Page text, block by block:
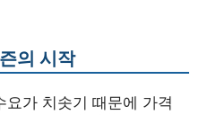
의 시작
가 치솟기 때문에 가격